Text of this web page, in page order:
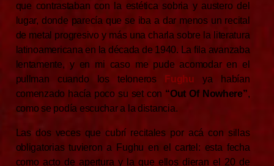
que contrastaban con la estética sobria y austero del
lugar, donde parecía que se iba a dar menos un recital
de metal progresivo y más una charla sobre la literatura
latinoamericana en la década de 1940. La fila avanzaba
lentamente, y en mi caso me pude acomodar en el
pullman cuando los teloneros
Fughu
ya habían
comenzado hacía poco su set con “Out Of Nowhere”,
como se podía escuchar a la distancia.
Las dos veces que cubrí recitales por acá con sillas
obligatorias tuvieron a Fughu en el cartel: esta fecha
como acto de apertura y la que ellos dieran el 20 de